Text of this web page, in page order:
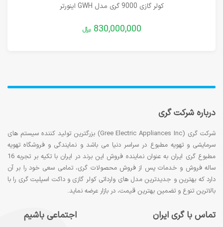
کولر گازی 9000 گری مدل GWH اینورتر
830,000,000 ﷼
درباره شرکت گری
شرکت گری (Gree Electric Appliances Inc) بزرگترین تولید کننده سیستم های
سرمایشی و تهویه مطبوع در سراسر دنیا می باشد و نمایندگی و فروشگاه تهویه
مطبوع گری ایران به عنوان نماینده فروش این برند در ایران با تکیه بر تجربه 16
ساله فروش و خدمات پس از فروش محصولات گری، تمامی سعی خود را بر آن
دارد که بهترین و جدیدترین مدل های وارداتی کولر گازی و داکت اسپلیت گری را با
بالاترین تنوع و تضمین بهترین قیمت، در بازار عرضه نماید.
تماس با گری ایران اجتماعی باشیم